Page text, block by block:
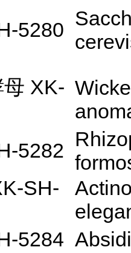
5280
XK-
5282
SH-
5284